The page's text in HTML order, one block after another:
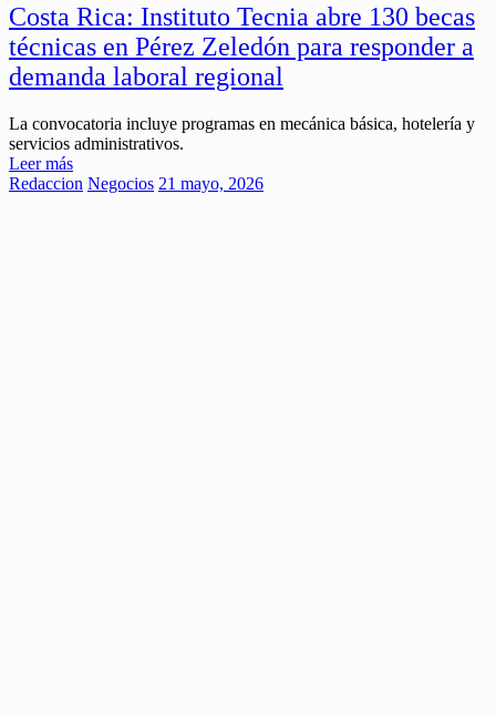
Costa Rica: Instituto Tecnia abre 130 becas
técnicas en Pérez Zeledón para responder a
demanda laboral regional
La convocatoria incluye programas en mecánica básica, hotelería y
servicios administrativos.
Leer más
Redaccion Negocios 21 mayo, 2026